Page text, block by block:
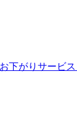
下がりサービス